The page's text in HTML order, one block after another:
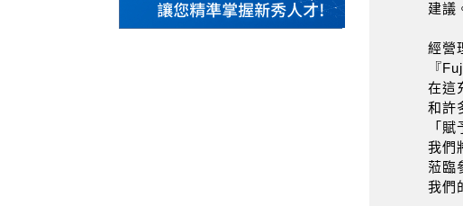
建議
經營
『
在這
和許
「
我們
蒞臨
我們